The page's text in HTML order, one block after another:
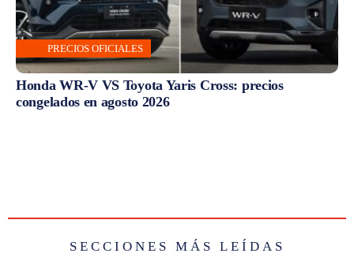
PRECIOS OFICIALES
Honda WR-V VS Toyota Yaris Cross: precios
congelados en agosto 2026
SECCIONES MÁS LEÍDAS